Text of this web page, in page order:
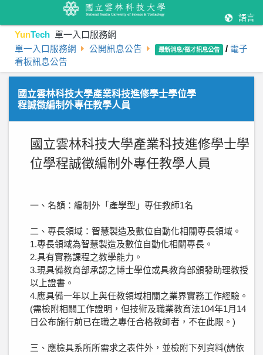
語言
YunTech 單一入口服務網
單一入口服務網 公開訊息公告 最新消息/徵才訊息公告 / 電子
看板訊息公告
國立雲林科技大學產業科技進修學士學位學
程誠徵編制外專任教學人員
國立雲林科技大學產業科技進修學士學
位學程誠徵編制外專任教學人員
一、名額：編制外「產學型」專任教師1名
二、專長領域：智慧製造及數位自動化相關專長領域。
1.專長領域為智慧製造及數位自動化相關專長。
2.具有實務課程之教學能力。
3.現具備教育部承認之博士學位或具教育部頒發助理教授
以上證書。
4.應具備一年以上與任教領域相關之業界實務工作經驗。
(需檢附相關工作證明，但技術及職業教育法104年1月14
日公布施行前已在職之專任合格教師者，不在此限。)
三、應檢具系所所需求之表件外，並檢附下列資料(請依